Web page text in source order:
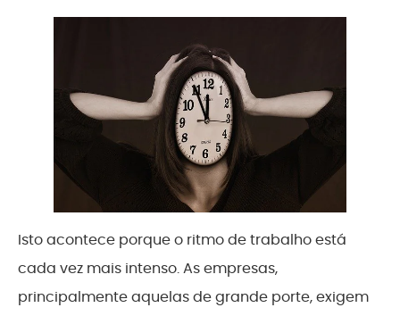
Isto acontece porque o ritmo de trabalho está
cada vez mais intenso. As empresas,
principalmente aquelas de grande porte, exigem